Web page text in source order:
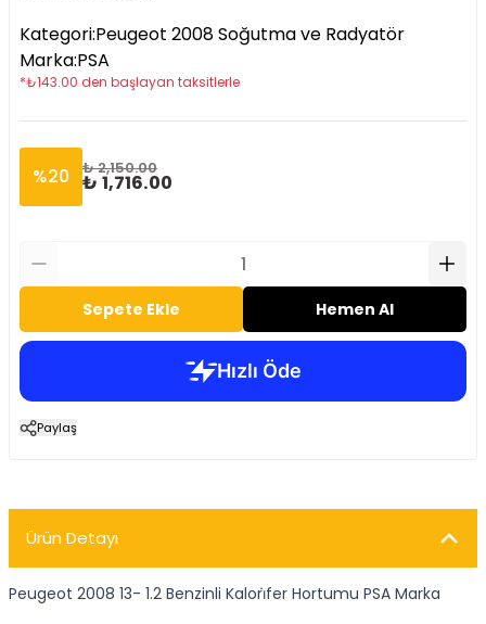
Kategori:Peugeot 2008 Soğutma ve Radyatör
Marka:PSA
*₺143.00 den başlayan taksitlerle
%20 ₺ 2,150.00
₺ 1,716.00
Sepete Ekle Hemen Al
Paylaş
Ürün Detayı
Peugeot 2008 13- 1.2 Benzinli Kalori̇fer Hortumu PSA Marka